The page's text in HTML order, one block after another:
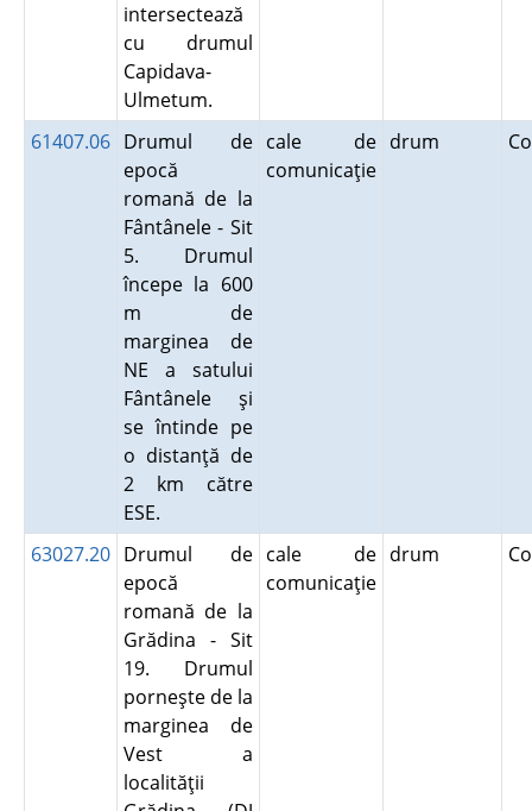
intersectează
cu drumul
Capidava-
Ulmetum.
61407.06 Drumul de
epocă
romană de la
Fântânele - Sit
5. Drumul
începe la 600
m de
marginea de
NE a satului
Fântânele şi
se întinde pe
o distanţă de
2 km către
ESE.
cale de
comunicaţie
drum
63027.20 Drumul de
epocă
romană de la
Grădina - Sit
19. Drumul
porneşte de la
marginea de
Vest a
localităţii
cale de
comunicaţie
drum